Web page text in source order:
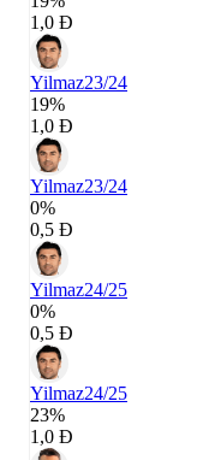
1,0 Đ
Yilmaz23/24
19%
1,0 Đ
Yilmaz23/24
0%
0,5 Đ
Yilmaz24/25
0%
0,5 Đ
Yilmaz24/25
23%
1,0 Đ